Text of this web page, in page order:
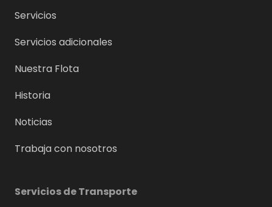
Servicios
Servicios adicionales
Nuestra Flota
Historia
Noticias
Trabaja con nosotros
Servicios de Transporte